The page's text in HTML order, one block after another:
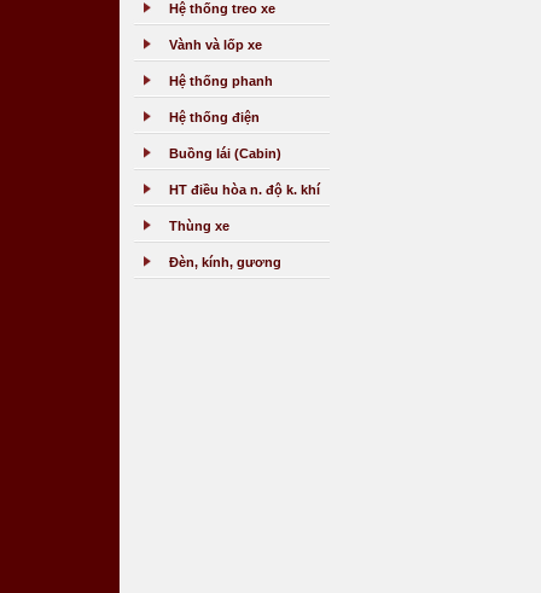
Hệ thống treo xe
Vành và lốp xe
Hệ thống phanh
Hệ thống điện
Buồng lái (Cabin)
HT điều hòa n. độ k. khí
Thùng xe
Đèn, kính, gương